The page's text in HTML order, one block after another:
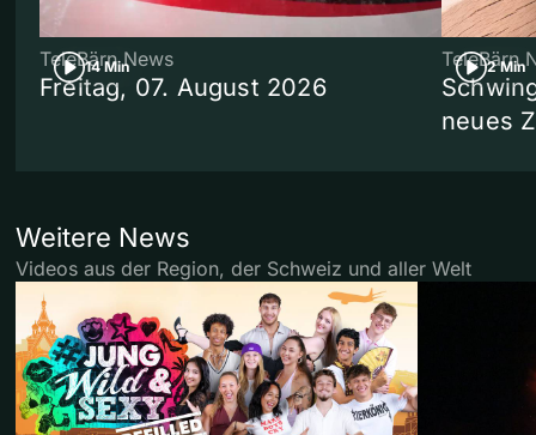
14 Min
TeleBärn News
Freitag, 07. August 2026
2 Min
TeleBärn
neues
Weitere News
Videos aus der Region, der Schweiz und aller Welt